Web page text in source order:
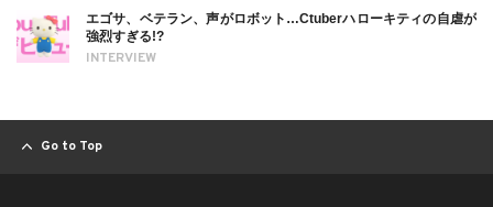
INTERVIEW
エゴサ、ベテラン、声がロボット…Ctuberハローキティの自虐が
強烈すぎる!?
Go to Top